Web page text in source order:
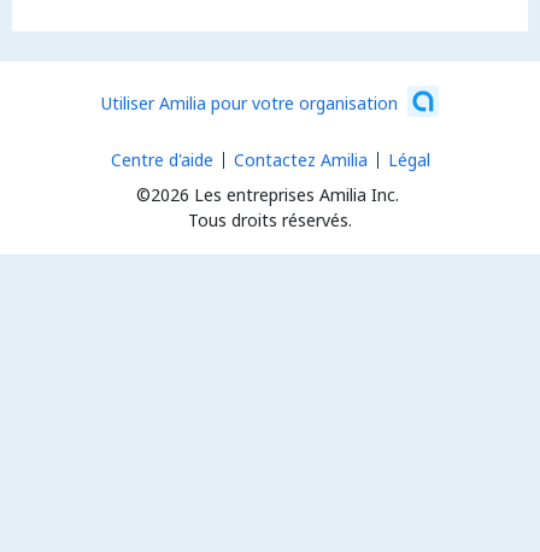
Utiliser Amilia pour votre organisation
©2026 Les entreprises Amilia Inc.
Tous droits réservés.
Centre d'aide Contactez Amilia Légal